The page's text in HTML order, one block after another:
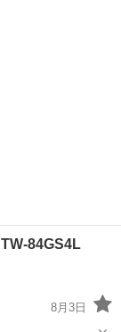
84GS4L
8月3日